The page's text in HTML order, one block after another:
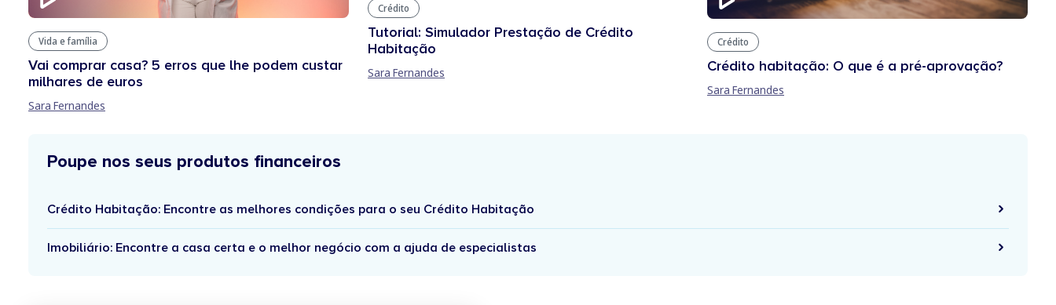
Vida e família
Vai comprar casa? 5 erros que lhe podem custar
milhares de euros
Sara Fernandes
Crédito
Tutorial: Simulador Prestação de Crédito
Habitação
Sara Fernandes
Crédito
Crédito habitação: O que é a pré-aprovação?
Sara Fernandes
Poupe nos seus produtos financeiros
Crédito Habitação: Encontre as melhores condições para o seu Crédito Habitação
Imobiliário: Encontre a casa certa e o melhor negócio com a ajuda de especialistas